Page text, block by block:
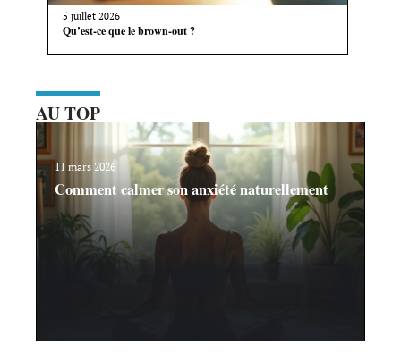
5 juillet 2026
Qu’est-ce que le brown-out ?
AU TOP
11 mars 2026
Comment calmer son anxiété naturellement